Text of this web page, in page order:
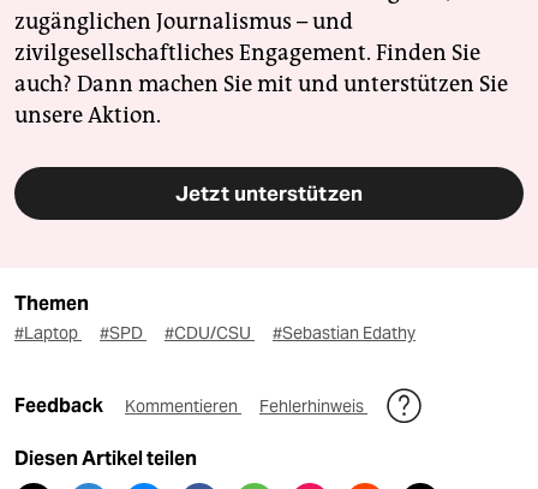
zugänglichen Journalismus – und
zivilgesellschaftliches Engagement. Finden Sie
auch? Dann machen Sie mit und unterstützen Sie
unsere Aktion.
Jetzt unterstützen
Themen
#Laptop #SPD #CDU/CSU #Sebastian Edathy
Feedback Kommentieren Fehlerhinweis
Diesen Artikel teilen